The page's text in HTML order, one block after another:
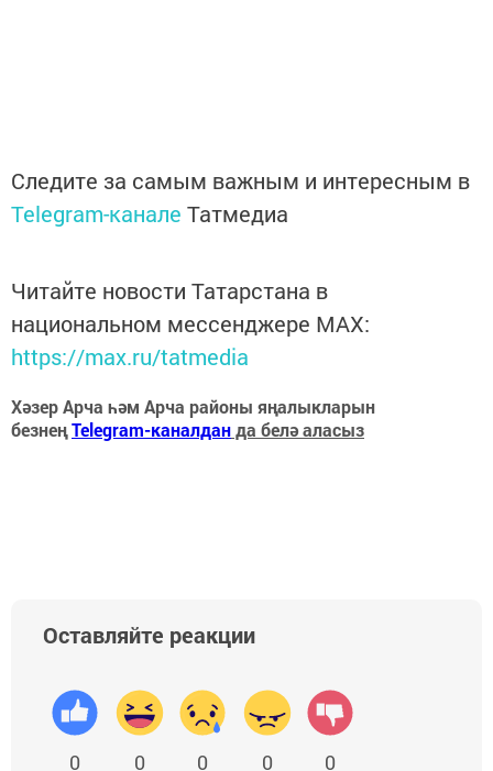
Следите за самым важным и интересным в
Telegram-канале Татмедиа
Читайте новости Татарстана в
национальном мессенджере MАХ:
https://max.ru/tatmedia
Хәзер Арча һәм Арча районы яңалыкларын
безнеңTelegram-каналданда белә аласыз
Оставляйте реакции
0 0 0 0 0